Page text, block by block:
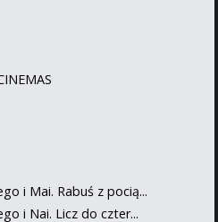
i Mai. Rabuś z pocią...
i Nai. Licz do czter...